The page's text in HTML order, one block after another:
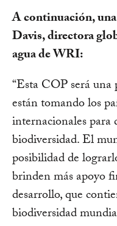
A continuación,
Davis, directora
agua de WRI:
“Esta COP será una
están tomando los
internacionales para
biodiversidad. El
posibilidad de
brinden más apoyo
desarrollo, que
biodiversidad